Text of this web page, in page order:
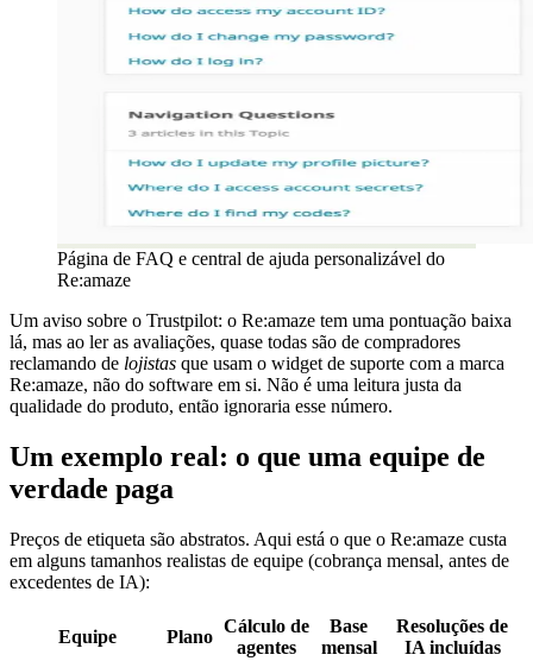
Página de FAQ e central de ajuda personalizável do
Re:amaze
Um aviso sobre o Trustpilot: o Re:amaze tem uma pontuação baixa
lá, mas ao ler as avaliações, quase todas são de compradores
reclamando de lojistas que usam o widget de suporte com a marca
Re:amaze, não do software em si. Não é uma leitura justa da
qualidade do produto, então ignoraria esse número.
Um exemplo real: o que uma equipe de
verdade paga
Preços de etiqueta são abstratos. Aqui está o que o Re:amaze custa
em alguns tamanhos realistas de equipe (cobrança mensal, antes de
excedentes de IA):
Equipe Plano
Cálculo de
agentes
Base
mensal
Resoluções de
IA incluídas